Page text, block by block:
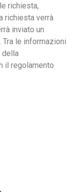
richiesta,
richiesta verrà
inviato un
le informazioni
il regolamento